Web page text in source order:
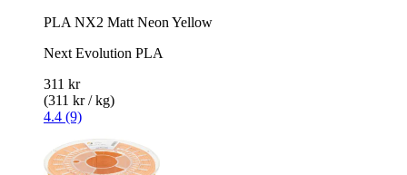
PLA NX2 Matt Neon Yellow
Next Evolution PLA
311 kr
(311 kr / kg)
4.4 (9)